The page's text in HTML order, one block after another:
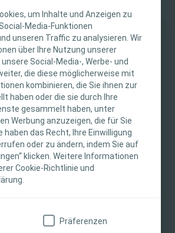
um Inhalte und Anzeigen zu
Media-Funktionen
unseren Traffic zu analysieren. Wir
über Ihre Nutzung unserer
Social-Media-, Werbe- und
die diese möglicherweise mit
kombinieren, die Sie ihnen zur
haben oder die sie durch Ihre
gesammelt haben, unter
Werbung anzuzeigen, die für Sie
haben das Recht, Ihre Einwilligung
oder zu ändern, indem Sie auf
klicken. Weitere Informationen
Cookie-Richtlinie und
Präferenzen
HINWEIS
sich nur an medizinisches
Inhalt der Website ist für
und Fortbildungszwecke
bietet keinen individuellen
Rat. Die Verantwortung für die
liegt beim
Fachpersonal. Detaillierte
zu den vorgestellten
Anwendungshinweise,
und Warnhinweisen,
Gebrauchsanweisung (IFU) des
ein modernes
können Peristeen®
Alltag ihrer Patient:innen zu
Jetzt kennenlernen